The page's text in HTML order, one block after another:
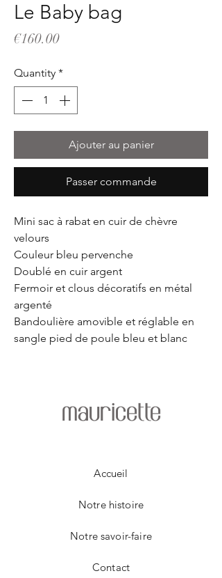
Le Baby bag
€160.00Price
Quantity *
Ajouter au panier
Passer commande
Mini sac à rabat en cuir de chèvre
velours
Couleur bleu pervenche
Doublé en cuir argent
Fermoir et clous décoratifs en métal
argenté
Bandoulière amovible et réglable en
sangle pied de poule bleu et blanc
mauricette
Accueil
Notre histoire
Notre savoir-faire
Contact